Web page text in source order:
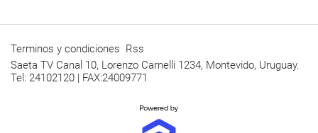
Terminos y condiciones Rss
Saeta TV Canal 10, Lorenzo Carnelli 1234, Montevido, Uruguay.
Tel: 24102120 | FAX:24009771